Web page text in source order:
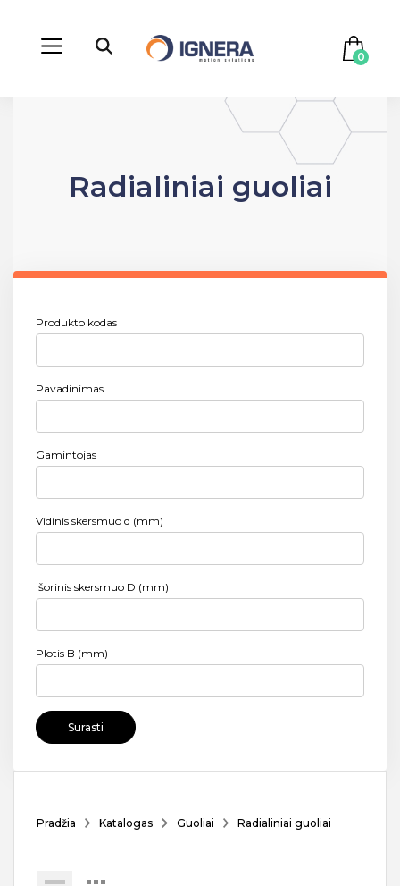
0
Radialiniai guoliai
Produkto kodas
Pavadinimas
Gamintojas
Vidinis skersmuo d (mm)
Išorinis skersmuo D (mm)
Plotis B (mm)
Surasti
Pradžia Katalogas Guoliai Radialiniai guoliai